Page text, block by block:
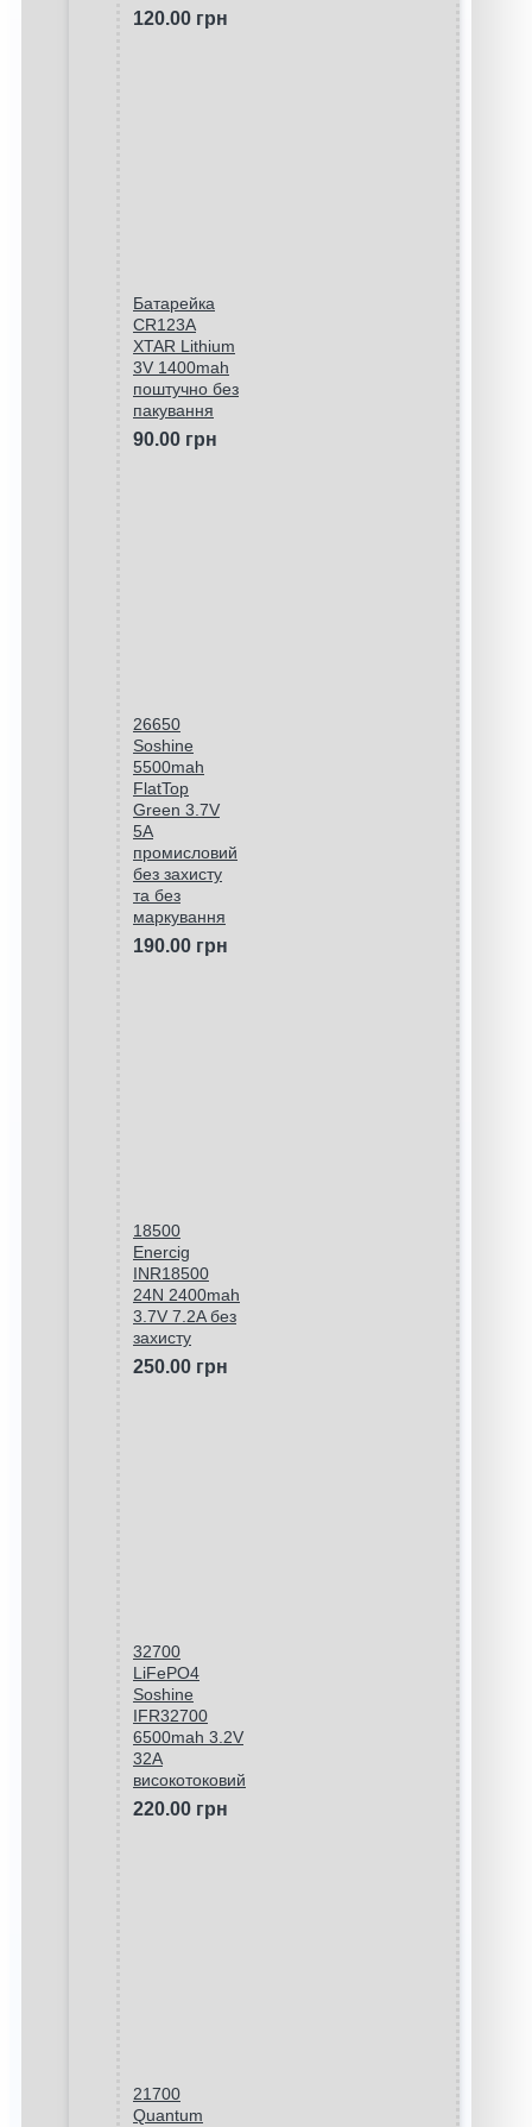
120.00 грн
Батарейка
CR123A
XTAR Lithium
3V 1400mah
поштучно без
пакування
90.00 грн
26650
Soshine
5500mah
FlatTop
Green 3.7V
5A
промисловий
без захисту
та без
маркування
190.00 грн
18500
Enercig
INR18500
24N 2400mah
3.7V 7.2A без
захисту
250.00 грн
32700
LiFePO4
Soshine
IFR32700
6500mah 3.2V
32A
високотоковий
220.00 грн
21700
Quantum